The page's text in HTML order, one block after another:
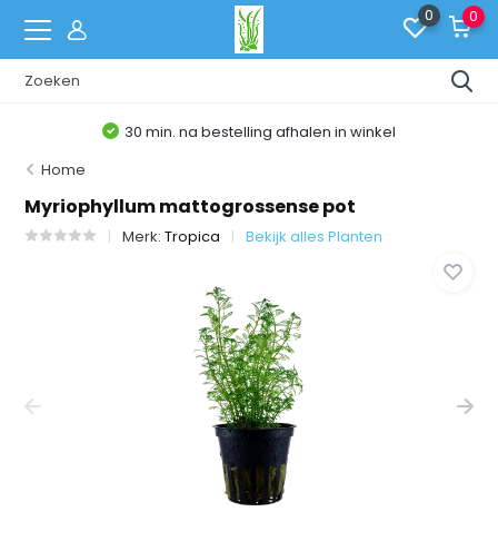
0 0
30 min. na bestelling afhalen in winkel
Home
Myriophyllum mattogrossense pot
Merk:Tropica Bekijk alles Planten